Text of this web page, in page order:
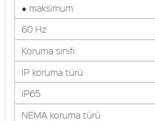
● maksimum
60 Hz
Koruma sınıfı
IP koruma türü
IP65
NEMA koruma türü